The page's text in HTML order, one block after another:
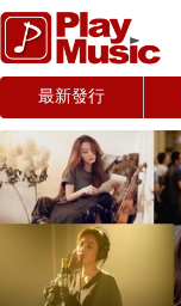
最新發行